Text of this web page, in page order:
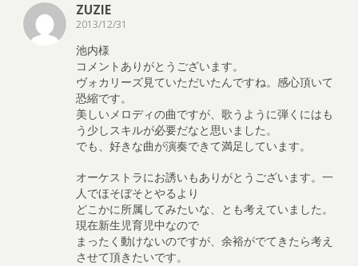
ZUZIE
2013/12/31
池内様
コメントありがとうございます。
ヴォカリーズ見ていただいたんですね。感心頂いて
恐縮です。
美しいメロディの曲ですが、歌うように弾くにはも
う少しスキルが必要だなと思いました。
でも、好きな曲が演奏できて満足しています。
オーケストラにお誘いもありがとうございます。一
人でほそぼそとやるより
どこかに所属してみたいな、とも考えていました。
現在新生児育児中なので
まったく動けないのですが、余裕がでてきたら考え
させて頂きたいです。